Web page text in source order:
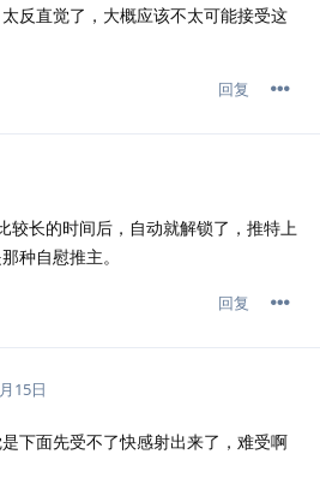
反直觉了，大概应该不太可能接受这
回复
较长的时间后，自动就解锁了，推特上
种自慰推主。
回复
15日
下面先受不了快感射出来了，难受啊